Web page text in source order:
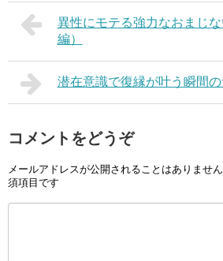
異性にモテる強力なおまじ
編）
潜在意識で復縁が叶う瞬間
コメントをどうぞ
メールアドレスが公開されることはありません
須項目です